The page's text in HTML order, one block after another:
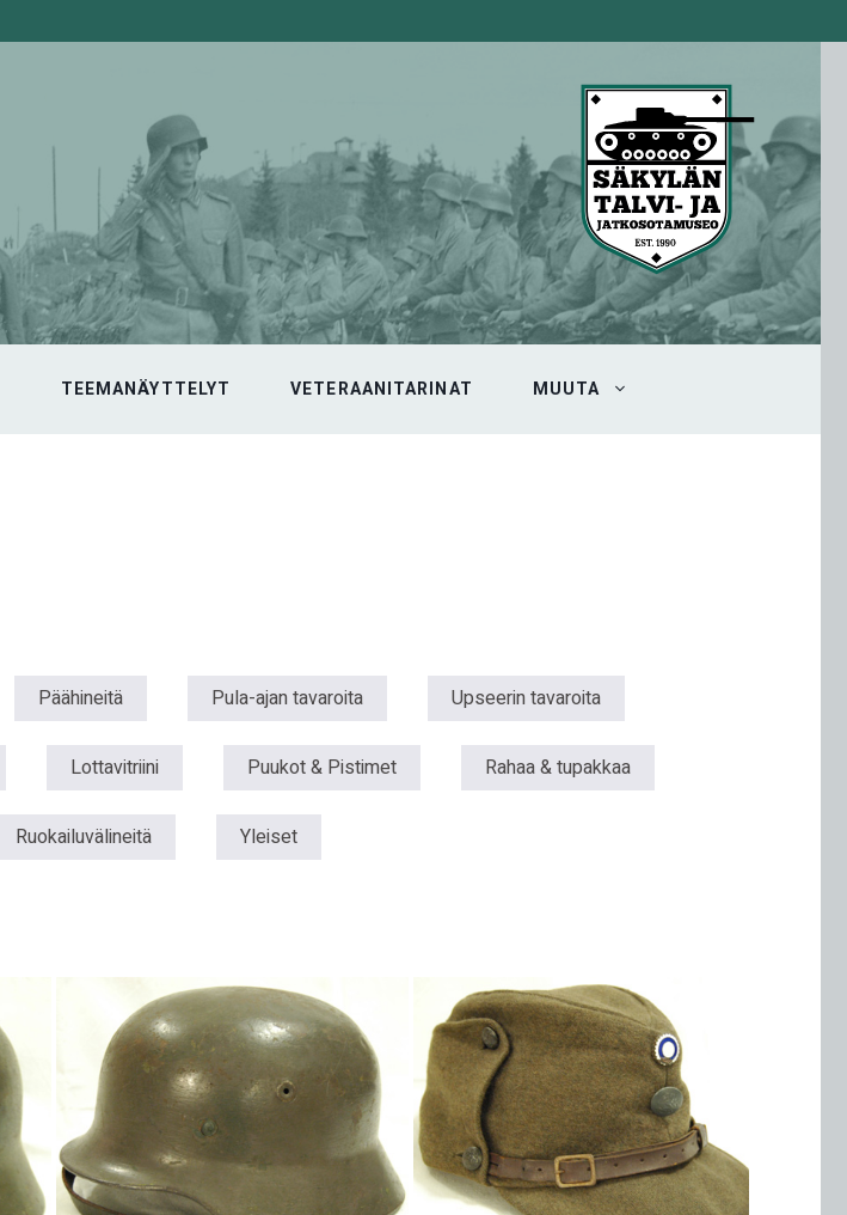
TEEMANÄYTTELYT VETERAANITARINAT MUUTA
Päähineitä Pula-ajan tavaroita Upseerin tavaroita
Lottavitriini Puukot & Pistimet Rahaa & tupakkaa
Ruokailuvälineitä Yleiset